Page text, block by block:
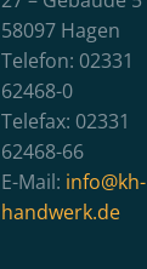
58097 Hagen
Telefon: 02331
62468-0
Telefax: 02331
62468-66
E-Mail: info@kh-
handwerk.de